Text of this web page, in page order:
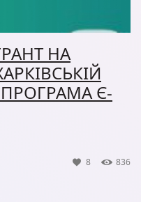
НА
Є-
8 836